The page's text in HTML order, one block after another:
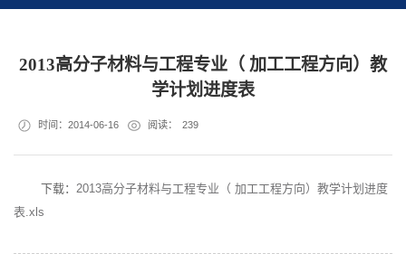
2013高分子材料与工程专业（ 加工工程方向）教
学计划进度表
时间：2014-06-16 阅读： 239
下载：2013高分子材料与工程专业（ 加工工程方向）教学计划进度
表.xls